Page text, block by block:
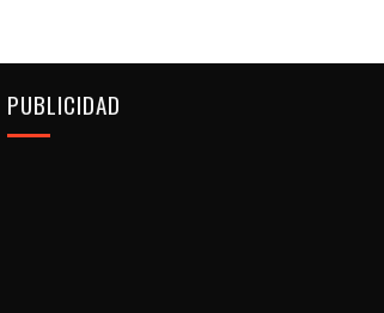
PUBLICIDAD